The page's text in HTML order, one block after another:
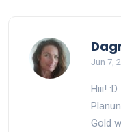
Jun 7,
Hiii!
Gold